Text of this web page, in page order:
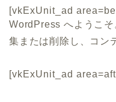
[vkExUnit_ad
WordPress へようこ
集または削除し、コン
[vkExUnit_ad